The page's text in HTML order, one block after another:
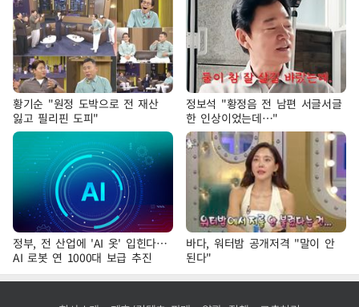
황기순 "원정 도박으로 전 재산
잃고 필리핀 도피"
정보석 "황정음 전 남편 서글서글
한 인상이었는데…"
정부, 전 산업에 'AI 옷' 입힌다…
AI 로봇 연 1000대 보급 추진
바다, 워터밤 공개저격 "말이 안
된다"